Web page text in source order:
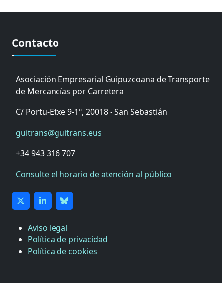
Contacto
Asociación Empresarial Guipuzcoana de Transporte
de Mercancías por Carretera
C/ Portu-Etxe 9-1º, 20018 - San Sebastián
guitrans@guitrans.eus
+34 943 316 707
Consulte el horario de atención al público
Aviso legal
Política de privacidad
Política de cookies